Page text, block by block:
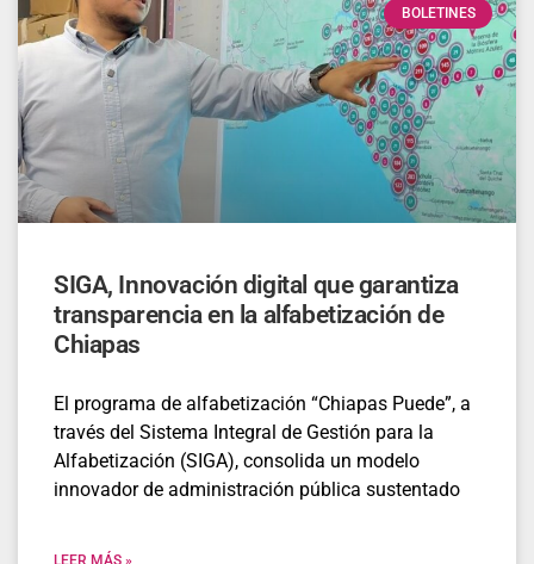
BOLETINES
SIGA, Innovación digital que garantiza
transparencia en la alfabetización de
Chiapas
El programa de alfabetización “Chiapas Puede”, a
través del Sistema Integral de Gestión para la
Alfabetización (SIGA), consolida un modelo
innovador de administración pública sustentado
LEER MÁS »